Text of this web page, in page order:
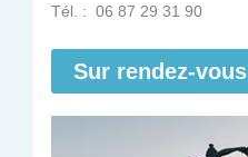
Tél. : 06 87 29 31 90
Sur rendez-vous